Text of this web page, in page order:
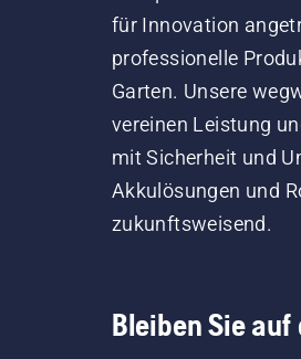
für Innovation
professionelle
Garten. Unsere
vereinen Leistung
mit Sicherheit und
Akkulösungen und
zukunftsweisend.
Bleiben Sie